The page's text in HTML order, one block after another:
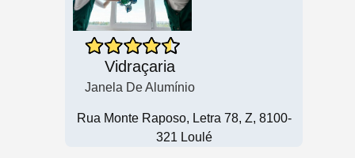
Vidraçaria
Janela De Alumínio
Rua Monte Raposo, Letra 78, Z, 8100-
321 Loulé